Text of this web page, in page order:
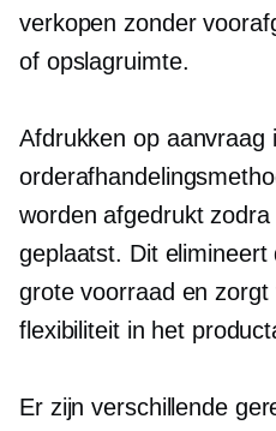
verkopen zonder
of opslagruimte.
Afdrukken op aanvraag
worden afgedrukt
geplaatst. Dit
grote voorraad en
flexibiliteit in het
Er zijn verschillende